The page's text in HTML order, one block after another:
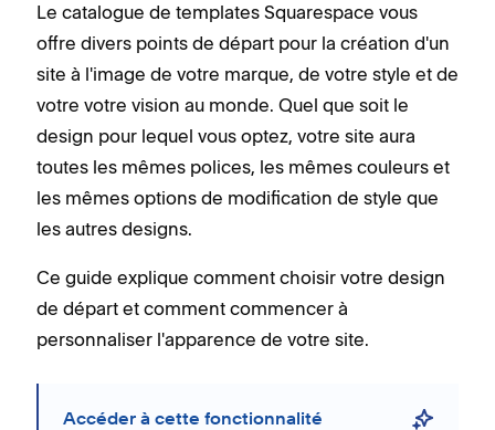
Le catalogue de templates Squarespace vous
offre divers points de départ pour la création d'un
site à l'image de votre marque, de votre style et de
votre votre vision au monde. Quel que soit le
design pour lequel vous optez, votre site aura
toutes les mêmes polices, les mêmes couleurs et
les mêmes options de modification de style que
les autres designs.
Ce guide explique comment choisir votre design
de départ et comment commencer à
personnaliser l'apparence de votre site.
Accéder à cette fonctionnalité